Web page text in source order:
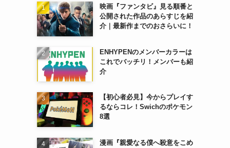
映画『ファンタビ』見る順番と
公開された作品のあらすじを紹
介｜最新作までのおさらいに！
ENHYPENのメンバーカラーは
これでバッチリ！メンバーも紹
介
【初心者必見】今からプレイす
るならコレ！Swichのポケモン
8選
漫画『親愛なる僕へ殺意をこめ